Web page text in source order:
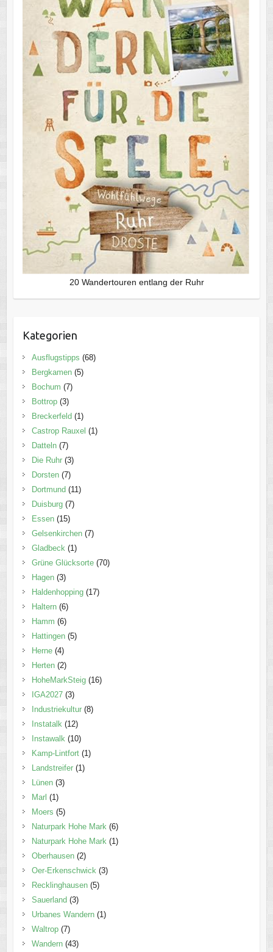
20 Wandertouren entlang der Ruhr
Kategorien
Ausflugstipps (68)
Bergkamen(5)
Bochum (7)
Bottrop(3)
Breckerfeld (1)
Castrop Rauxel (1)
Datteln(7)
Die Ruhr(3)
Dorsten(7)
Dortmund (11)
Duisburg(7)
Essen(15)
Gelsenkirchen(7)
Gladbeck (1)
Grüne Glücksorte(70)
Hagen(3)
Haldenhopping(17)
Haltern(6)
Hamm (6)
Hattingen(5)
Herne(4)
Herten(2)
HoheMarkSteig(16)
IGA2027(3)
Industriekultur(8)
Instatalk (12)
Instawalk (10)
Kamp-Lintfort(1)
Landstreifer(1)
Lünen(3)
Marl (1)
Moers (5)
Naturpark Hohe Mark (6)
Naturpark Hohe Mark (1)
Oberhausen(2)
Oer-Erkenschwick (3)
Recklinghausen(5)
Sauerland (3)
Urbanes Wandern(1)
Waltrop(7)
Wandern(43)